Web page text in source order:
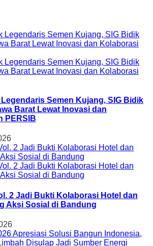
Semen Kujang, SIG Bidik
Barat Lewat Inovasi dan
PERSIB
2 Jadi Bukti Kolaborasi Hotel dan
Aksi Sosial di Bandung